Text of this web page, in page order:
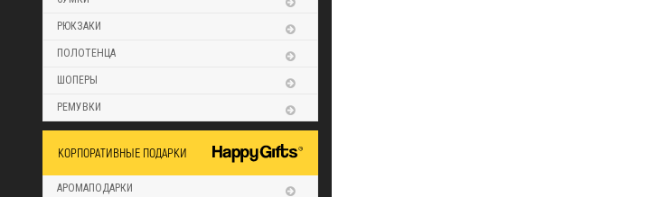
РЮКЗАКИ
ПОЛОТЕНЦА
ШОПЕРЫ
РЕМУВКИ
КОРПОРАТИВНЫЕ ПОДАРКИ
АРОМАПОДАРКИ